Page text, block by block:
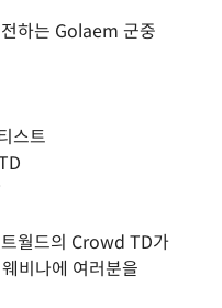
하는 Golaem 군중
스트
월드의 Crowd TD가
비나에 여러분을